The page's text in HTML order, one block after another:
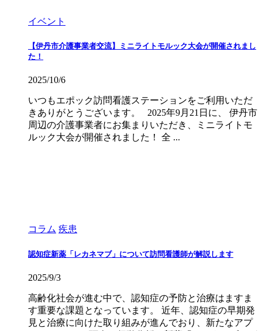
イベント
【伊丹市介護事業者交流】ミニライトモルック大会が開催されまし
た！
2025/10/6
いつもエポック訪問看護ステーションをご利用いただ
きありがとうございます。 2025年9月21日に、 伊丹市
周辺の介護事業者にお集まりいただき、ミニライトモ
ルック大会が開催されました！ 全 ...
コラム 疾患
認知症新薬「レカネマブ」について訪問看護師が解説します
2025/9/3
高齢化社会が進む中で、認知症の予防と治療はますま
す重要な課題となっています。 近年、認知症の早期発
見と治療に向けた取り組みが進んでおり、新たなアプ